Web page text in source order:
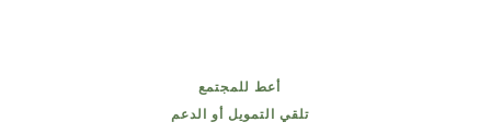
أعط للمجتمع
تلقي التمويل أو الدعم